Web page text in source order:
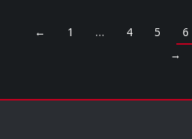
← 1 … 4 5 6
→